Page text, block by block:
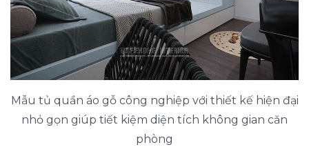
Mẫu tủ quần áo gỗ công nghiệp với thiết kế hiện đại
nhỏ gọn giúp tiết kiệm diện tích không gian căn
phòng